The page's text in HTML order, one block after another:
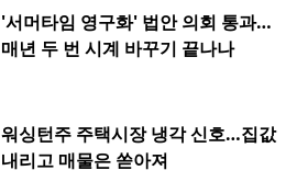
'서머타임 영구화' 법안 의회 통과…
매년 두 번 시계 바꾸기 끝나나
워싱턴주 주택시장 냉각 신호…집값
내리고 매물은 쏟아져